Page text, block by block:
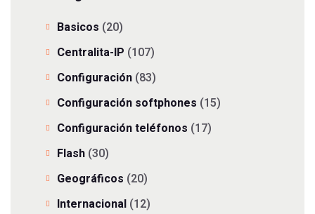
Basicos (20)
Centralita-IP (107)
Configuración (83)
Configuración softphones (15)
Configuración teléfonos (17)
Flash (30)
Geográficos (20)
Internacional (12)